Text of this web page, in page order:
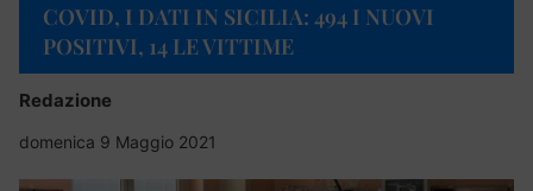
COVID, I DATI IN SICILIA: 494 I NUOVI
POSITIVI, 14 LE VITTIME
Redazione
domenica 9 Maggio 2021